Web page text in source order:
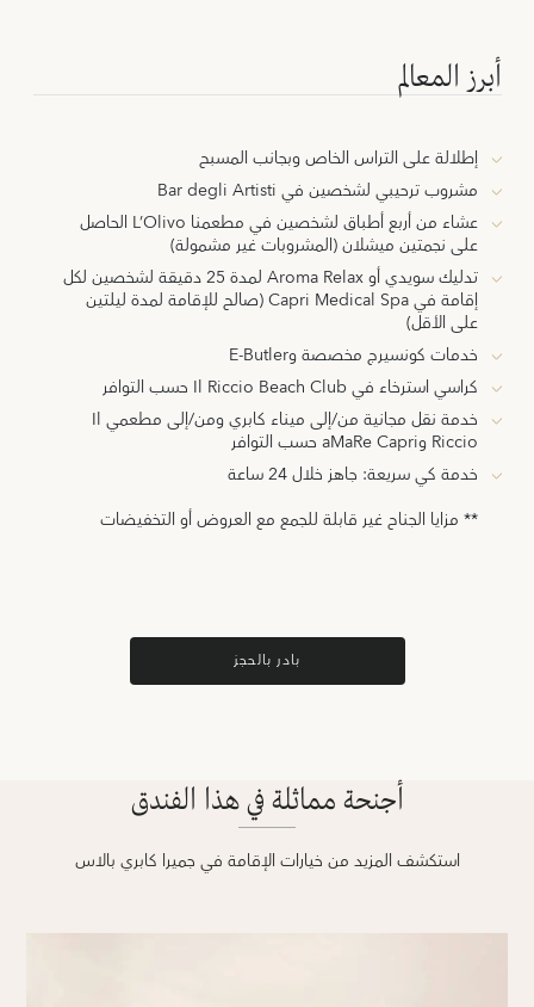
أبرز المعالم
إطلالة على التراس الخاص وبجانب المسبح
مشروب ترحيبي لشخصين في Bar degli Artisti
عشاء من أربع أطباق لشخصين في مطعمنا L’Olivo الحاصل
على نجمتين ميشلان (المشروبات غير مشمولة)
تدليك سويدي أو Aroma Relax لمدة 25 دقيقة لشخصين لكل
إقامة في Capri Medical Spa (صالح للإقامة لمدة ليلتين
على الأقل)
خدمات كونسيرج مخصصة وE-Butler
كراسي استرخاء في Il Riccio Beach Club حسب التوافر
خدمة نقل مجانية من/إلى ميناء كابري ومن/إلى مطعمي Il
Riccio وaMaRe Capri حسب التوافر
خدمة كي سريعة: جاهز خلال 24 ساعة
** مزايا الجناح غير قابلة للجمع مع العروض أو التخفيضات
بادر بالحجز
أجنحة مماثلة في هذا الفندق
استكشف المزيد من خيارات الإقامة في جميرا كابري بالاس